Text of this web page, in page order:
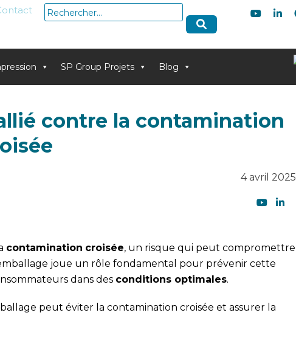
Rechercher :
SP Group Projets Blog
contre la contamination
4 avril 2025
contamination croisée, un risque qui peut compromettre
joue un rôle fondamental pour prévenir cette
dans des conditions optimales.
peut éviter la contamination croisée et assurer la